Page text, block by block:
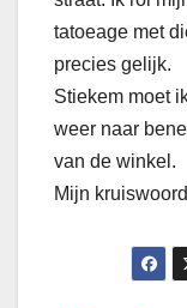
tatoeage met
precies gelijk.
Stiekem moet
weer naar
van de winkel.
Mijn